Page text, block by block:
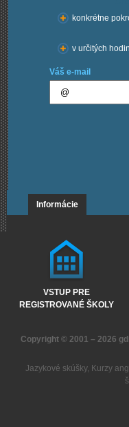
konkrétne
v určitých
Váš e-mail
Informácie
VSTUP PRE
REGISTROVANÉ ŠKOLY
Copyright © 2001 – 2026
Jazykové skúšky, Kurzy